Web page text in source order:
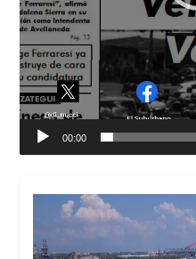
00:00